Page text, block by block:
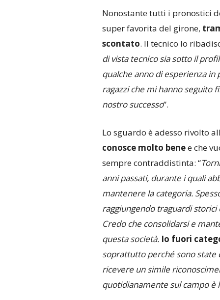
Nonostante tutti i pronostici
super favorita del girone,
scontato. Il tecnico lo
di vista tecnico sia sotto il
qualche anno di esperienza in
ragazzi che mi hanno seguito
nostro successo”.
Lo sguardo è adesso rivolto
conosce molto benee che
sempre contraddistinta: “
anni passati, durante i quali
mantenere la categoria.
raggiungendo traguardi storici
Credo che consolidarsi e
questa società. Io fuori
soprattutto perché sono state
ricevere un simile
quotidianamente sul campo è